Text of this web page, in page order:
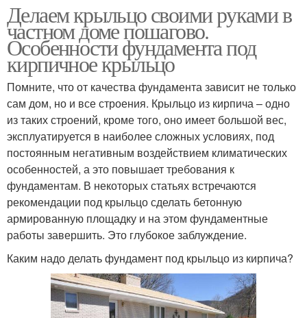
Делаем крыльцо своими руками в
частном доме пошагово.
Особенности фундамента под
кирпичное крыльцо
Помните, что от качества фундамента зависит не только
сам дом, но и все строения. Крыльцо из кирпича – одно
из таких строений, кроме того, оно имеет большой вес,
эксплуатируется в наиболее сложных условиях, под
постоянным негативным воздействием климатических
особенностей, а это повышает требования к
фундаментам. В некоторых статьях встречаются
рекомендации под крыльцо сделать бетонную
армированную площадку и на этом фундаментные
работы завершить. Это глубокое заблуждение.
Каким надо делать фундамент под крыльцо из кирпича?